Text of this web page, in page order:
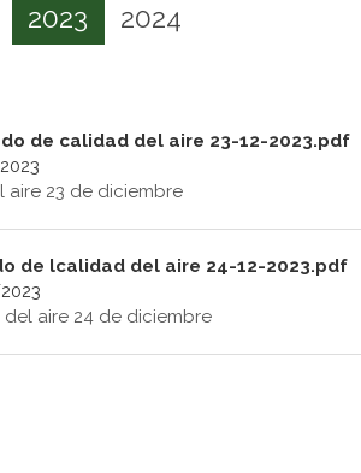
2023 2024
de calidad del aire 23-12-2023.pdf
aire 23 de diciembre
de lcalidad del aire 24-12-2023.pdf
aire 24 de diciembre